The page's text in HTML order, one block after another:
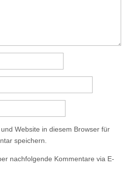
Website in diesem Browser für
speichern.
nachfolgende Kommentare via E-